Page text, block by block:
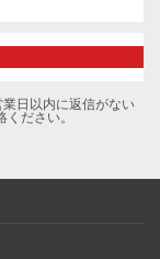
日以内に返信がない
ださい。